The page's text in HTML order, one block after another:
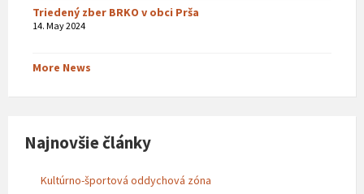
Triedený zber BRKO v obci Prša
14. May 2024
More News
Najnovšie články
Kultúrno-športová oddychová zóna